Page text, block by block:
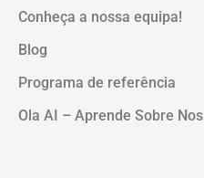
Conheça a nossa equipa!
Blog
Programa de referência
Ola AI – Aprende Sobre Nos